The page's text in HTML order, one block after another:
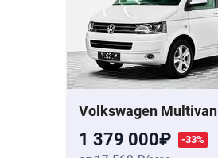
Volkswagen Multivan
1 379 000 -33%